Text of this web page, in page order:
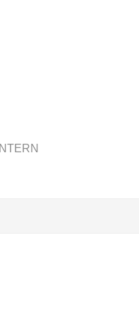
INTERN